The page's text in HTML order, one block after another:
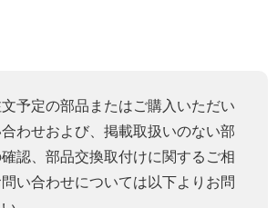
予定の部品またはご購入いただい
わせおよび、掲載取扱いのない部
認、部品交換取付けに関するご相
い合わせについては以下よりお問